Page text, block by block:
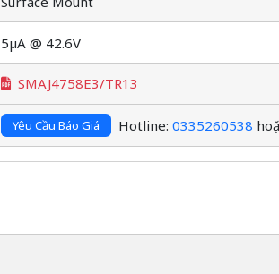
5µA @ 42.6V
SMAJ4758E3/TR13
Yêu Cầu Báo Giá Hotline: 0335260538